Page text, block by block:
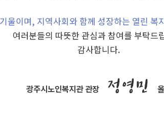
울이며, 지역사회와 함께 성장하는 열린 복
여러분들의 따뜻한 관심과 참여를 부탁드
감사합니다.
광주시노인복지관 관장 정영민